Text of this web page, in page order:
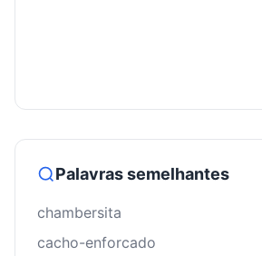
Palavras semelhantes
chambersita
cacho-enforcado